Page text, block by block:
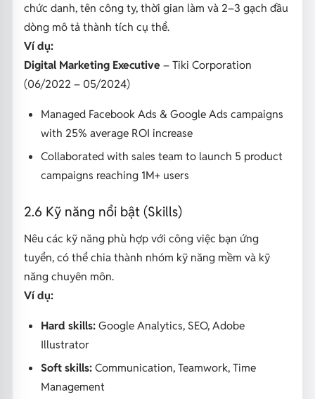
chức danh, tên công ty, thời gian làm và 2–3 gạch đầu
dòng mô tả thành tích cụ thể.
Ví dụ:
Digital Marketing Executive – Tiki Corporation
(06/2022 – 05/2024)
Managed Facebook Ads & Google Ads campaigns
with 25% average ROI increase
Collaborated with sales team to launch 5 product
campaigns reaching 1M+ users
2.6 Kỹ năng nổi bật (Skills)
Nêu các kỹ năng phù hợp với công việc bạn ứng
tuyển, có thể chia thành nhóm kỹ năng mềm và kỹ
năng chuyên môn.
Ví dụ:
Hard skills:Google Analytics, SEO, Adobe
Illustrator
Soft skills:Communication, Teamwork, Time
Management